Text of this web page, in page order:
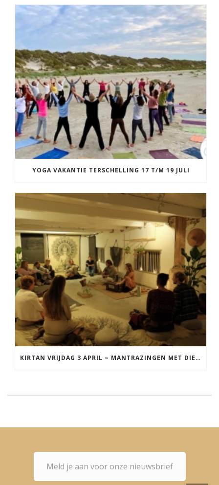
YOGA VAKANTIE TERSCHELLING 17 T/M 19 JULI
KIRTAN VRIJDAG 3 APRIL ~ MANTRAZINGEN MET DIEDERICK IN LEEUWARDEN
Meld je aan voor onze nieuwsbrief